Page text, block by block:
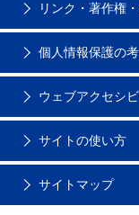
リンク・著作権
個人情報保護の
ウェブアクセシ
サイトの使い方
サイトマップ